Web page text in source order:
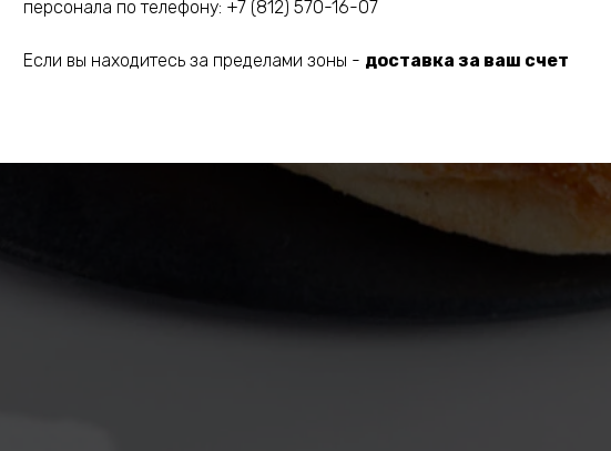
персонала по телефону: +7 (812) 570-16-07
Если вы находитесь за пределами зоны - доставка за ваш счет